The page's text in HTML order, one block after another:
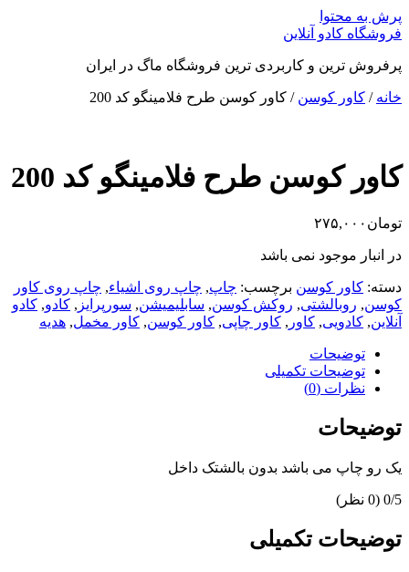
پرش به محتوا
فروشگاه کادو آنلاین
پرفروش ترین و کاربردی ترین فروشگاه ماگ در ایران
خانه / کاور کوسن / کاور کوسن طرح فلامینگو کد 200
کاور کوسن طرح فلامینگو کد 200
تومان ۲۷۵,۰۰۰
در انبار موجود نمی باشد
دسته: کاور کوسن برچسب: چاپ, چاپ روی اشیاء, چاپ روی کاور
کوسن, روبالشتی, روکش کوسن, سابلیمیشن, سورپرایز , کادو, کادو
آنلاین, کادویی, کاور , کاور چاپی, کاور کوسن, کاور مخمل, هدیه
توضیحات
توضیحات تکمیلی
نظرات (0)
توضیحات
یک رو چاپ می باشد بدون بالشتک داخل
‫0/5 ‫(0 نظر)
توضیحات تکمیلی